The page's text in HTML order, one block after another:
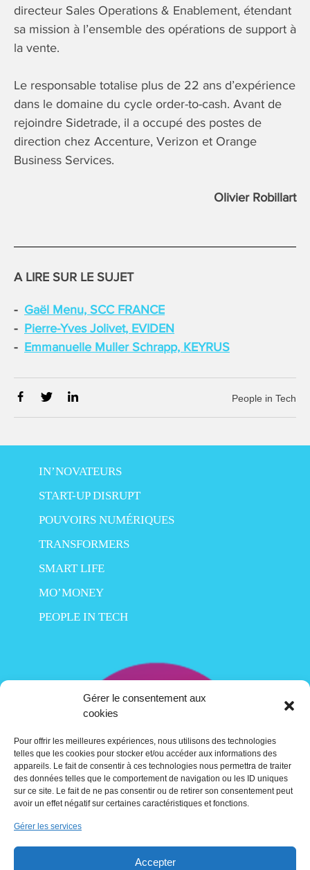
Gérer le consentement aux
cookies
Pour offrir les meilleures expériences, nous utilisons des technologies
telles que les cookies pour stocker et/ou accéder aux informations des
appareils. Le fait de consentir à ces technologies nous permettra de traiter
des données telles que le comportement de navigation ou les ID uniques
sur ce site. Le fait de ne pas consentir ou de retirer son consentement peut
avoir un effet négatif sur certaines caractéristiques et fonctions.
Gérer les services
Accepter
directeur Sales Operations & Enablement, étendant
sa mission à l’ensemble des opérations de support à
la vente.
Le responsable totalise plus de 22 ans d’expérience
dans le domaine du cycle order-to-cash. Avant de
rejoindre Sidetrade, il a occupé des postes de
direction chez Accenture, Verizon et Orange
Business Services.
Olivier Robillart
A LIRE SUR LE SUJET
Gaël Menu, SCC FRANCE
Pierre-Yves Jolivet, EVIDEN
Emmanuelle Muller Schrapp, KEYRUS
People in Tech
IN’NOVATEURS
START-UP DISRUPT
POUVOIRS NUMÉRIQUES
TRANSFORMERS
SMART LIFE
MO’MONEY
PEOPLE IN TECH